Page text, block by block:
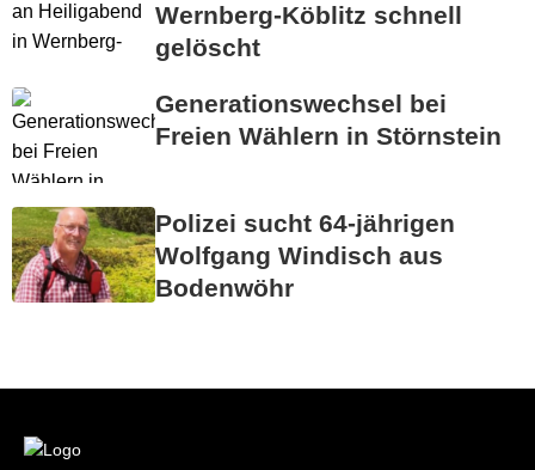
Wernberg-Köblitz schnell
gelöscht
Generationswechsel bei
Freien Wählern in Störnstein
Polizei sucht 64-jährigen
Wolfgang Windisch aus
Bodenwöhr